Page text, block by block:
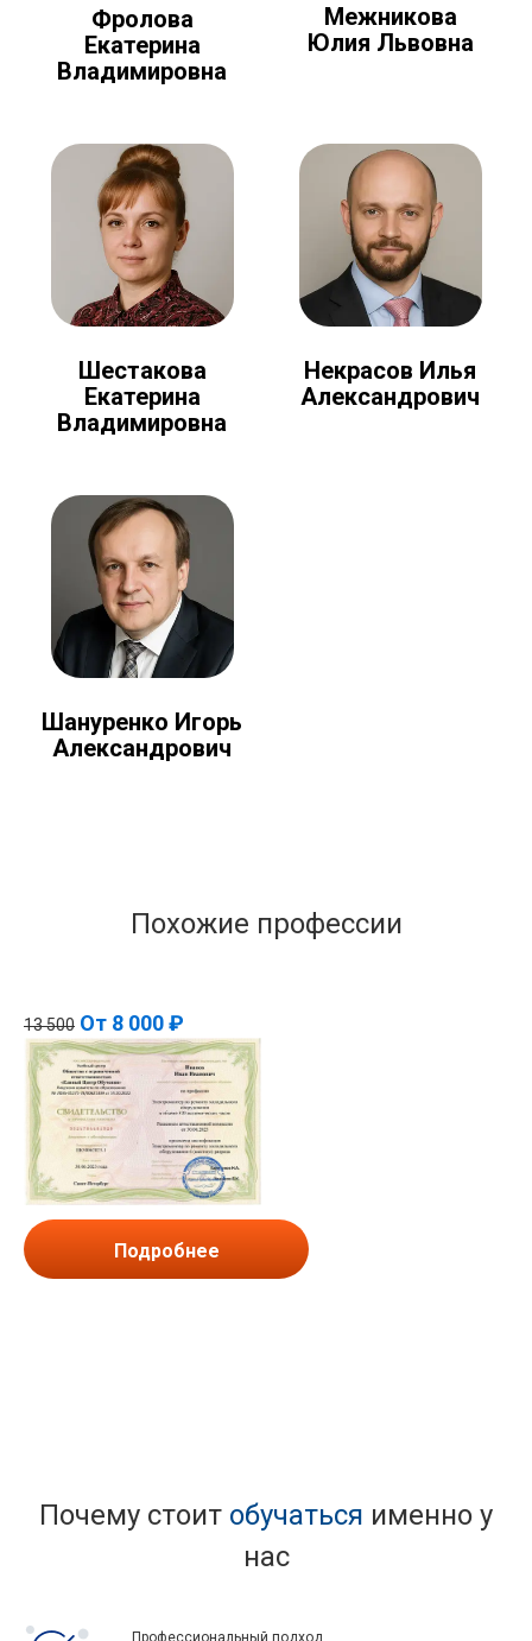
Фролова
Екатерина
Владимировна
Межникова
Юлия Львовна
Шестакова
Екатерина
Владимировна
Некрасов Илья
Александрович
Шануренко Игорь
Александрович
Похожие профессии
13 500 От 8 000 ₽
Подробнее
Почему стоит обучаться именно у
нас